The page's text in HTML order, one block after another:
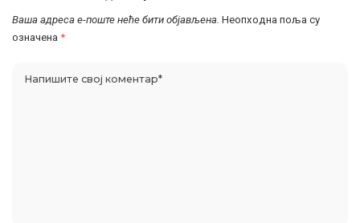
Ваша адреса е-поште неће бити објављена. Неопходна поља су
означена *